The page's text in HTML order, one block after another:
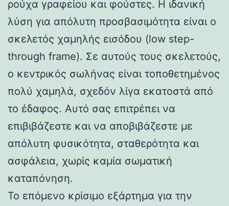
ρούχα γραφείου και φούστες. Η ιδανική
λύση για απόλυτη προσβασιμότητα είναι ο
σκελετός χαμηλής εισόδου (low step-
through frame). Σε αυτούς τους σκελετούς,
ο κεντρικός σωλήνας είναι τοποθετημένος
πολύ χαμηλά, σχεδόν λίγα εκατοστά από
το έδαφος. Αυτό σας επιτρέπει να
επιβιβάζεστε και να αποβιβάζεστε με
απόλυτη φυσικότητα, σταθερότητα και
ασφάλεια, χωρίς καμία σωματική
καταπόνηση.
Το επόμενο κρίσιμο εξάρτημα για την